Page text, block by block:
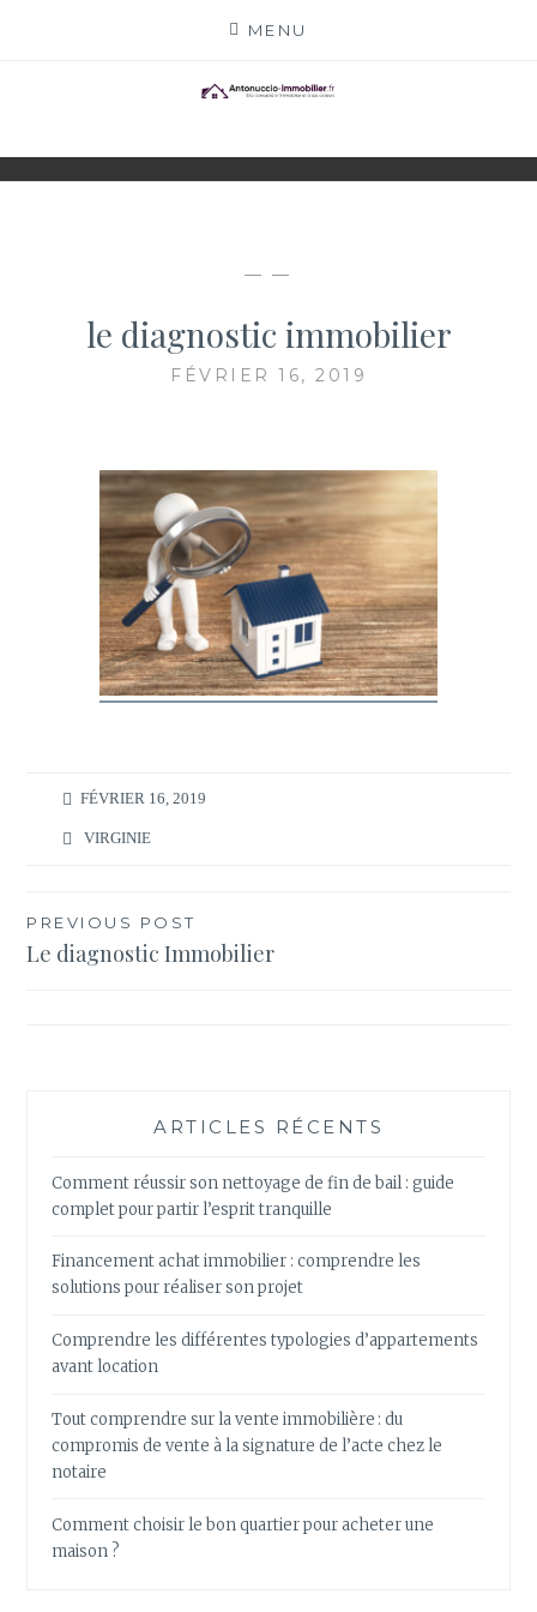
MENU
ANTONUCCIO-
IMMOBILIER.FR
ACTEURS
— —
le diagnostic immobilier
FÉVRIER 16, 2019
FÉVRIER 16, 2019
VIRGINIE
Navigation
de
PREVIOUS POST
Le diagnostic Immobilier
ARTICLES RÉCENTS
Comment réussir son nettoyage de fin de bail : guide
complet pour partir l’esprit tranquille
Financement achat immobilier : comprendre les
solutions pour réaliser son projet
Comprendre les différentes typologies d’appartements
avant location
Tout comprendre sur la vente immobilière : du
compromis de vente à la signature de l’acte chez le
notaire
Comment choisir le bon quartier pour acheter une
maison ?